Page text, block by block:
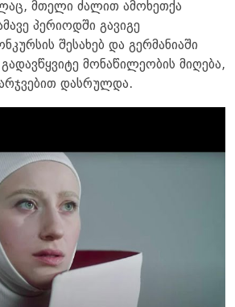
მთელი ძალით ამოხეთქა
პერიოდში გავიგე
შესახებ და გერმანიაში
გადავწყვიტე მონაწილეობის მიღება,
დასრულდა.